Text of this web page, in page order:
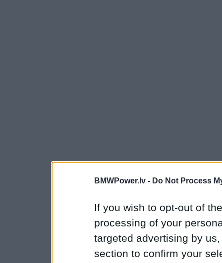
BMWPower.lv - Do Not Process
If you wish to opt-out of
processing of your
targeted advertising by
section to confirm your